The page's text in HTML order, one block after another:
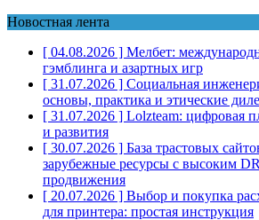
Новостная лента
[ 04.08.2026 ] Мелбет:
гэмблинга и азартных игр
[ 31.07.2026 ] Социальная
основы, практика и этические
[ 31.07.2026 ] Lolzteam: цифровая
и развития
[ 30.07.2026 ] База трастовых
зарубежные ресурсы с высоким
продвижения
[ 20.07.2026 ] Выбор и покупка
для принтера: простая инструкция